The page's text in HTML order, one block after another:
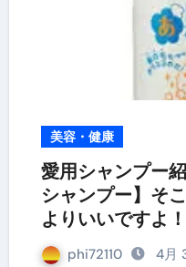
美容・健康
愛用シャンプー
シャンプー】そ
よりいいですよ！
phi72110 4月